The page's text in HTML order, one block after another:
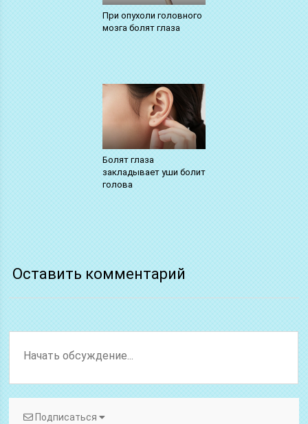
При опухоли головного
мозга болят глаза
Болят глаза
закладывает уши болит
голова
Оставить комментарий
Подписаться